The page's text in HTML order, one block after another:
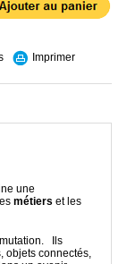
Imprimer
une
métiers et les
mutation. Ils
objets connectés,